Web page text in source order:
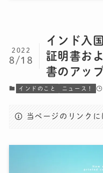
インド入
証明書お
書のアッ
2022
8/18
インドのこと ニュース！
当ページのリンクに